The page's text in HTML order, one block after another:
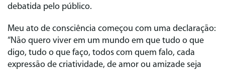
debatida pelo público.
Meu ato de consciência começou com uma declaração:
“Não quero viver em um mundo em que tudo o que
digo, tudo o que faço, todos com quem falo, cada
expressão de criatividade, de amor ou amizade seja